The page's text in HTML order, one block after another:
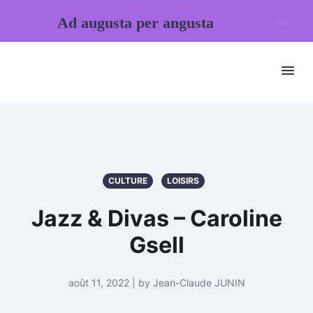
CULTURE LOISIRS
Jazz & Divas – Caroline
Gsell
août 11, 2022 | by Jean-Claude JUNIN
Ad augusta per angusta